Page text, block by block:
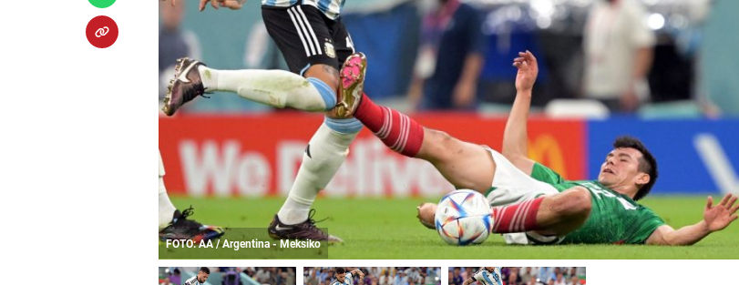
FOTO: AA / Argentina - Meksiko